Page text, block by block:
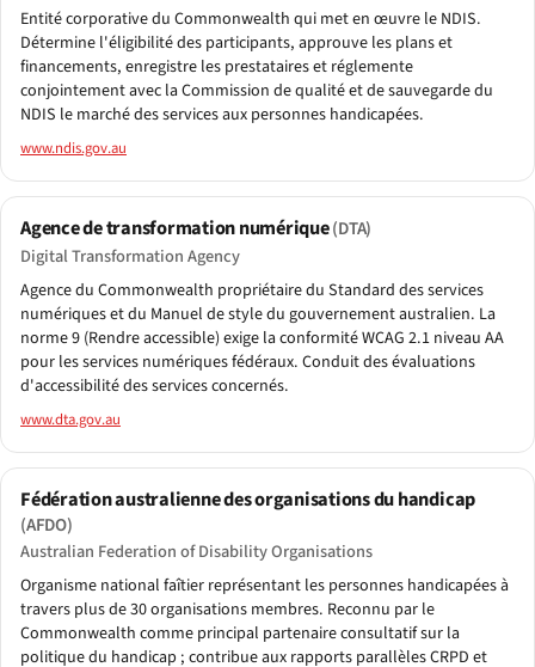
Entité corporative du Commonwealth qui met en œuvre le NDIS.
Détermine l'éligibilité des participants, approuve les plans et
financements, enregistre les prestataires et réglemente
conjointement avec la Commission de qualité et de sauvegarde du
NDIS le marché des services aux personnes handicapées.
www.ndis.gov.au
Agence de transformation numérique(DTA)
Digital Transformation Agency
Agence du Commonwealth propriétaire du Standard des services
numériques et du Manuel de style du gouvernement australien. La
norme 9 (Rendre accessible) exige la conformité WCAG 2.1 niveau AA
pour les services numériques fédéraux. Conduit des évaluations
d'accessibilité des services concernés.
www.dta.gov.au
Fédération australienne des organisations du handicap
(AFDO)
Australian Federation of Disability Organisations
Organisme national faîtier représentant les personnes handicapées à
travers plus de 30 organisations membres. Reconnu par le
Commonwealth comme principal partenaire consultatif sur la
politique du handicap ; contribue aux rapports parallèles CRPD et